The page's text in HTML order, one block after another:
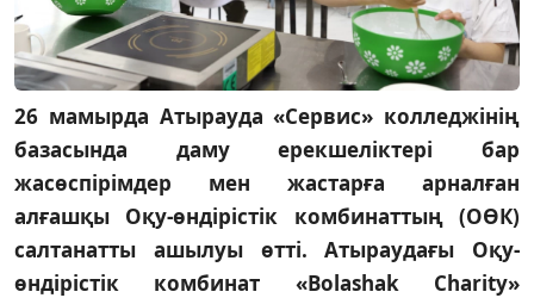
26 мамырда Атырауда «Сервис» колледжінің
базасында даму ерекшеліктері бар
жасөспірімдер мен жастарға арналған
алғашқы Оқу-өндірістік комбинаттың (ОӨК)
салтанатты ашылуы өтті. Атыраудағы Оқу-
өндірістік комбинат «Bolashak Charity»